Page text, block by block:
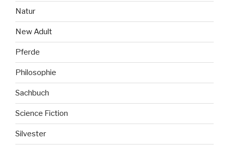
Natur
New Adult
Pferde
Philosophie
Sachbuch
Science Fiction
Silvester